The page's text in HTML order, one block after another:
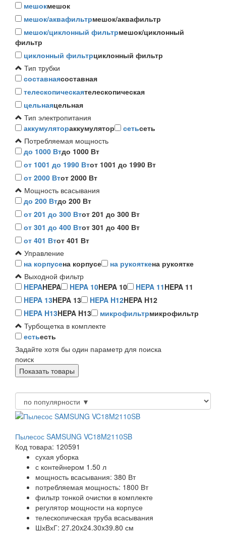
мешокмешок
мешок/аквафильтрмешок/аквафильтр
мешок/циклонный фильтрмешок/циклонный
фильтр
циклонный фильтрциклонный фильтр
Тип трубки
составнаясоставная
телескопическаятелескопическая
цельнаяцельная
Тип электропитания
аккумулятораккумулятор сетьсеть
Потребляемая мощность
до 1000 Втдо 1000 Вт
от 1001 до 1990 Втот 1001 до 1990 Вт
от 2000 Втот 2000 Вт
Мощность всасывания
до 200 Втдо 200 Вт
от 201 до 300 Втот 201 до 300 Вт
от 301 до 400 Втот 301 до 400 Вт
от 401 Втот 401 Вт
Управление
на корпусена корпусе на рукояткена рукоятке
Выходной фильтр
HEPAHEPA HEPA 10HEPA 10 HEPA 11HEPA 11
HEPA 13HEPA 13 HEPA H12HEPA H12
HEPA H13HEPA H13 микрофильтрмикрофильтр
Турбощетка в комплекте
естьесть
Задайте хотя бы один параметр для поиска
поиск
Пылесос SAMSUNG VC18M2110SB
Код товара: 120591
сухая уборка
с контейнером 1.50 л
мощность всасывания: 380 Вт
потребляемая мощность: 1800 Вт
фильтр тонкой очистки в комплекте
регулятор мощности на корпусе
телескопическая труба всасывания
ШхВхГ: 27.20x24.30x39.80 см